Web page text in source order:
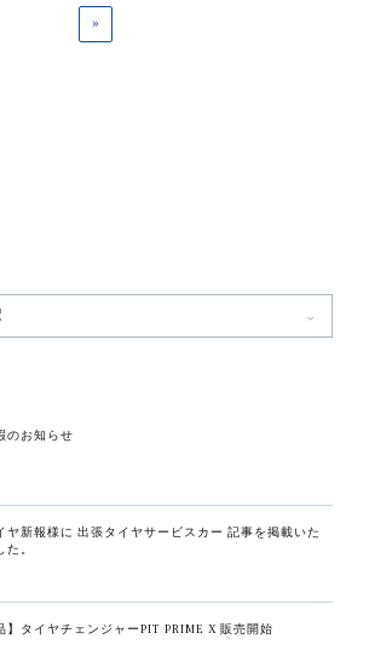
»
のお知らせ
ヤ新報様に 出張タイヤサービスカー 記事を掲載いた
た。
】タイヤチェンジャーPIT PRIME X 販売開始